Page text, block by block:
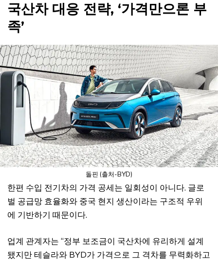
국산차 대응 전략, ‘가격만으론 부
족’
돌핀 (출처-BYD)
한편 수입 전기차의 가격 공세는 일회성이 아니다. 글로
벌 공급망 효율화와 중국 현지 생산이라는 구조적 우위
에 기반하기 때문이다.
업계 관계자는 “정부 보조금이 국산차에 유리하게 설계
됐지만 테슬라와 BYD가 가격으로 그 격차를 무력화하고